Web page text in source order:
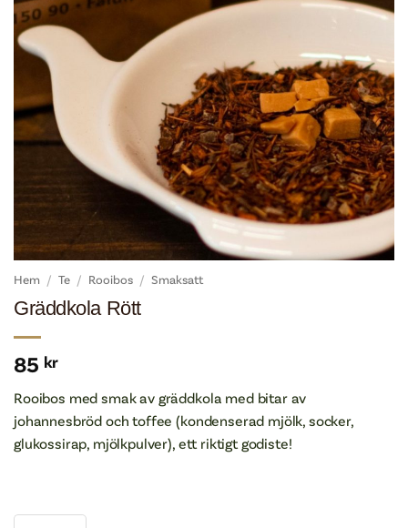
Hem / Te / Rooibos / Smaksatt
Gräddkola Rött
85 kr
Rooibos med smak av gräddkola med bitar av
johannesbröd och toffee (kondenserad mjölk, socker,
glukossirap, mjölkpulver), ett riktigt godiste!